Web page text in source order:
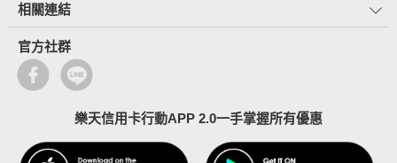
相關連結
官方社群
樂天信用卡行動APP 2.0一手掌握所有優惠